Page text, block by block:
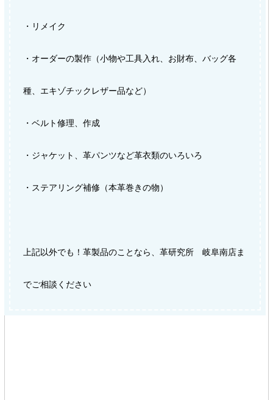
・リメイク
・オーダーの製作（小物や工具入れ、お財布、バッグ各
種、エキゾチックレザー品など）
・ベルト修理、作成
・ジャケット、革パンツなど革衣類のいろいろ
・ステアリング補修（本革巻きの物）
上記以外でも！革製品のことなら、革研究所 岐阜南店ま
でご相談ください